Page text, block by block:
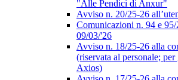
"Alle Pendici di Anxur"
Avviso n. 20/25-26
Comunicazioni n. 94 e
09/03/'26
Avviso n. 18/25-26 alla
(riservata al personale;
Axios)